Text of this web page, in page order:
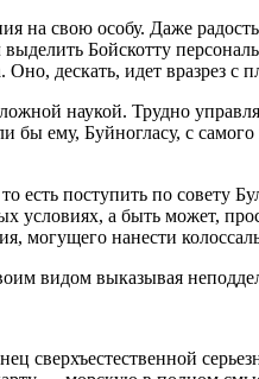
на свою особу. Даже
Бойскотту
дескать, идет вразрез с
наукой. Трудно
ему, Буйногласу, с
поступить по совету
а быть может,
нанести
видом выказывая
сверхъестественной